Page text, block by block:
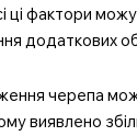
ці фактори
додаткових
черепа
виявлено